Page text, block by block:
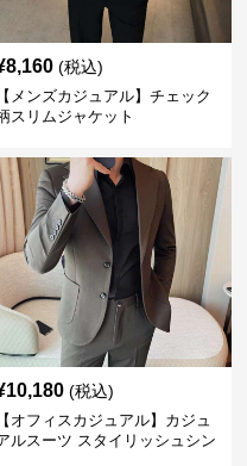
8,160 (税込)
【メンズカジュアル】チェック
スリムジャケット
10,180 (税込)
【オフィスカジュアル】カジュ
ルスーツ スタイリッシュシン